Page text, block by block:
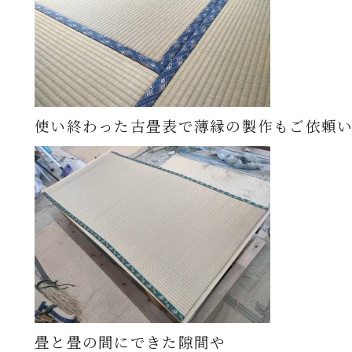
使い終わった古畳表で薄縁の製作もご依頼い
畳と畳の間にできた隙間や